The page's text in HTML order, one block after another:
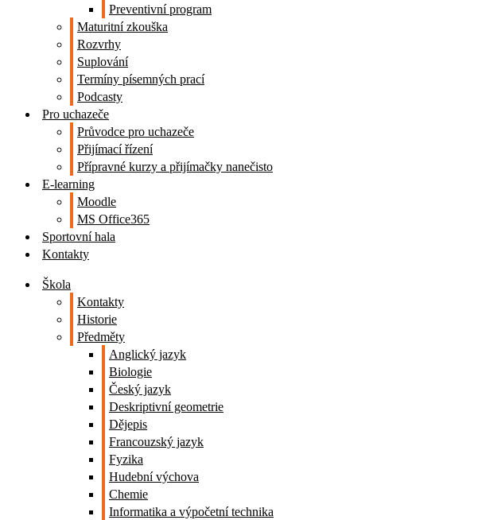
Preventivní program
Maturitní zkouška
Rozvrhy
Suplování
Termíny písemných prací
Podcasty
Pro uchazeče
Průvodce pro uchazeče
Přijímací řízení
Přípravné kurzy a přijímačky nanečisto
E-learning
Moodle
MS Office365
Sportovní hala
Kontakty
Škola
Kontakty
Historie
Předměty
Anglický jazyk
Biologie
Český jazyk
Deskriptivní geometrie
Dějepis
Francouzský jazyk
Fyzika
Hudební výchova
Chemie
Informatika a výpočetní technika